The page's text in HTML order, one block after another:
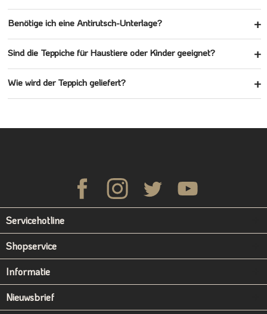
Benötige ich eine Antirutsch-Unterlage?
Sind die Teppiche für Haustiere oder Kinder geeignet?
Wie wird der Teppich geliefert?
Servicehotline
Shopservice
Informatie
Nieuwsbrief